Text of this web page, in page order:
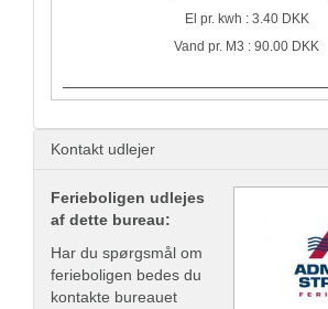
El pr. kwh : 3.40 DKK
Vand pr. M3 : 90.00 DKK
Kontakt udlejer
Ferieboligen udlejes
af dette bureau:
Har du spørgsmål om
ferieboligen bedes du
kontakte bureauet